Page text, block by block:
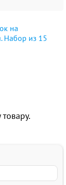
на
Набор из 15